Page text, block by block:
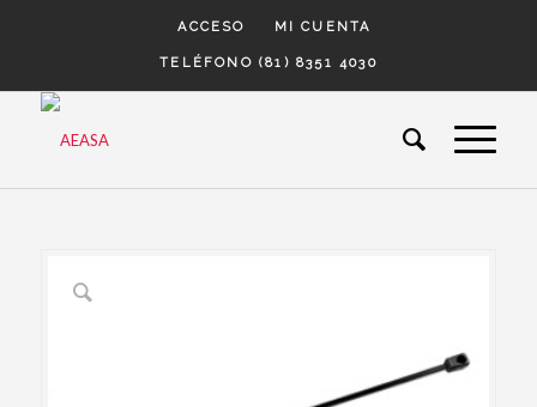
ACCESO MI CUENTA
TELÉFONO (81) 8351 4030